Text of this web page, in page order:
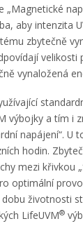
aby intenzita
zbytečně
vynaložená
výbojky a tím i
napájení“.
hodin.
mezi křivkou
optimální
životnosti
LifeUVM®